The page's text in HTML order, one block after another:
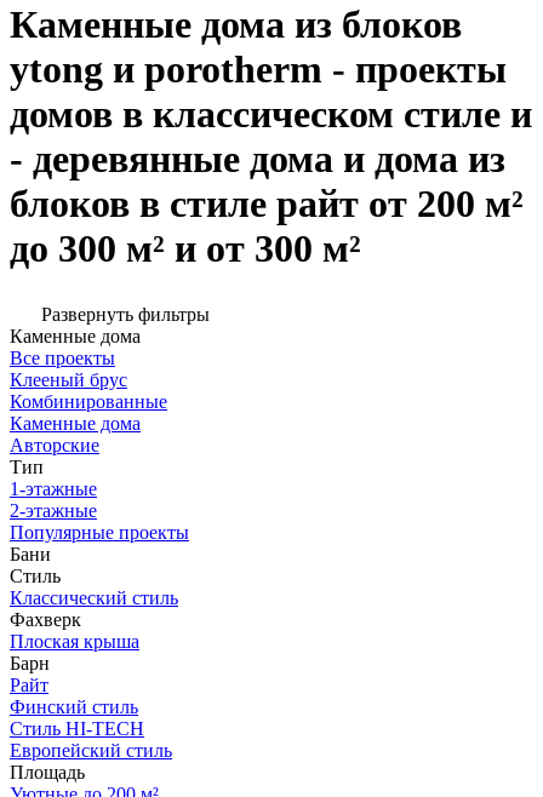
Каменные дома из блоков
ytong и porotherm - проекты
домов в классическом стиле и
- деревянные дома и дома из
блоков в стиле райт от 200 м²
до 300 м² и от 300 м²
Развернуть фильтры
Каменные дома
Все проекты
Клееный брус
Комбинированные
Каменные дома
Авторские
Тип
1-этажные
2-этажные
Популярные проекты
Бани
Стиль
Классический стиль
Фахверк
Плоская крыша
Барн
Райт
Финский стиль
Стиль HI-TECH
Европейский стиль
Площадь